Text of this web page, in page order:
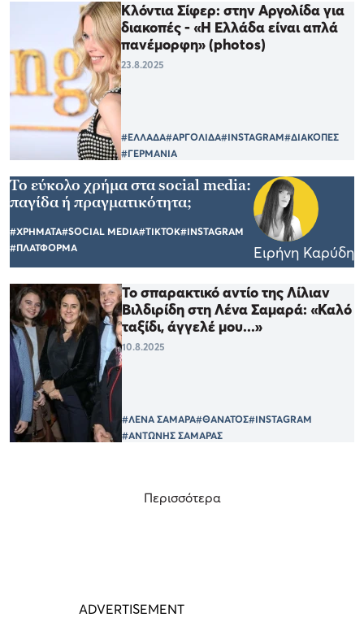
Κλόντια Σίφερ: στην Αργολίδα για
διακοπές - «H Ελλάδα είναι απλά
πανέμορφη» (photos)
23.8.2025
#ΕΛΛΑΔΑ#ΑΡΓΟΛΙΔΑ#INSTAGRAM#ΔΙΑΚΟΠΕΣ
#ΓΕΡΜΑΝΙΑ
Το εύκολο χρήμα στα social media:
παγίδα ή πραγματικότητα;
#ΧΡΗΜΑΤΑ#SOCIAL MEDIA#TIKTOK#INSTAGRAM
#ΠΛΑΤΦΟΡΜΑ
Ειρήνη Καρύδη
Το σπαρακτικό αντίο της Λίλιαν
Βιλδιρίδη στη Λένα Σαμαρά: «Καλό
ταξίδι, άγγελέ μου...»
10.8.2025
#ΛΕΝΑ ΣΑΜΑΡΑ#ΘΑΝΑΤΟΣ#INSTAGRAM
#ΑΝΤΩΝΗΣ ΣΑΜΑΡΑΣ
Περισσότερα